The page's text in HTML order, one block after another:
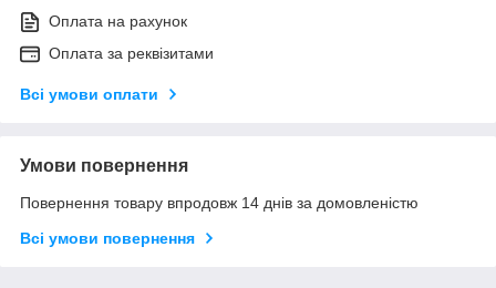
Оплата на рахунок
Оплата за реквізитами
Всі умови оплати
Умови повернення
Повернення товару впродовж 14 днів за домовленістю
Всі умови повернення